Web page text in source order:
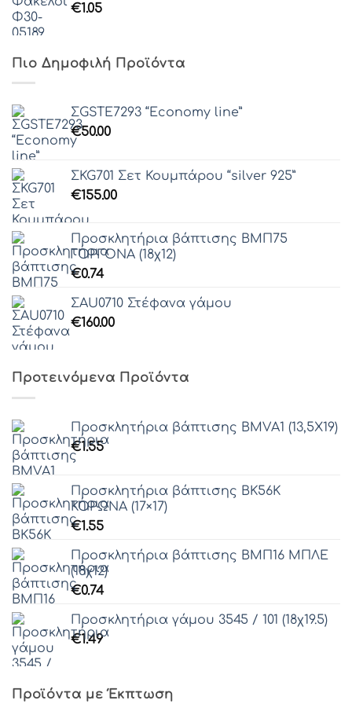
€1.05
Πιο Δημοφιλή Προϊόντα
ΣGSTE7293 “Economy line”
€50.00
ΣKG701 Σετ Κουμπάρου “silver 925”
€155.00
Προσκλητήρια βάπτισης ΒΜΠ75
ΓΟΡΓΟΝΑ (18χ12)
€0.74
ΣAU0710 Στέφανα γάμου
€160.00
Προτεινόμενα Προϊόντα
Προσκλητήρια βάπτισης ΒΜVΑ1 (13,5Χ19)
€1.55
Προσκλητήρια βάπτισης ΒΚ56K
ΚΟΡΩΝΑ (17×17)
€1.55
Προσκλητήρια βάπτισης ΒΜΠ16 ΜΠΛΕ
(18χ12)
€0.74
Προσκλητήρια γάμου 3545 / 101 (18χ19.5)
€1.49
Προϊόντα με Έκπτωση